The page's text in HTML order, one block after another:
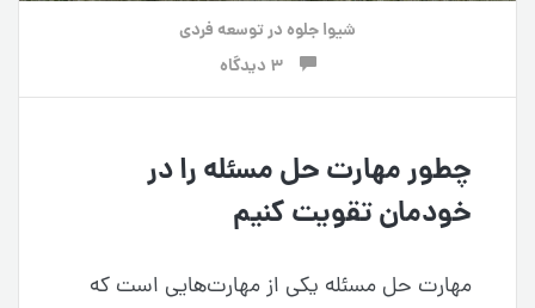
شیوا جلوهدرتوسعه فردی
چطور مهارت حل مسئله را در
خودمان تقویت کنیم
مهارت حل مسئله یکی از مهارت‌هایی است که